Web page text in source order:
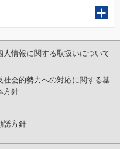
人情報に関する取扱いについて
社会的勢力への対応に関する基
方針
誘方針